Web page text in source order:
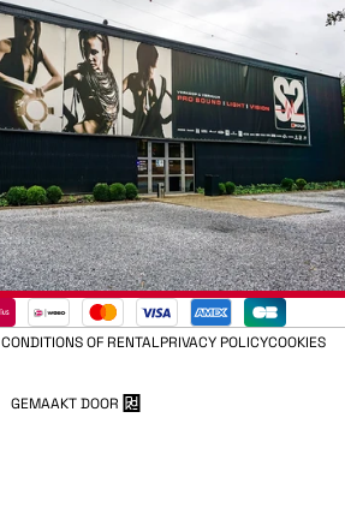
OF RENTALPRIVACY POLICYCOOKIES
GEMAAKT DOOR